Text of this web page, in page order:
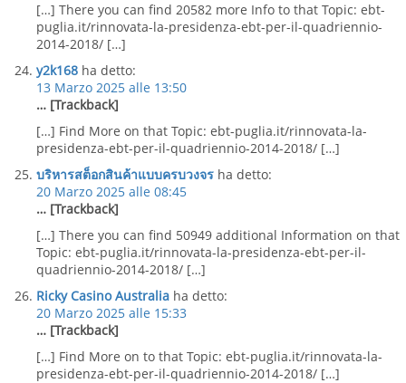
[…] There you can find 20582 more Info to that Topic: ebt-
puglia.it/rinnovata-la-presidenza-ebt-per-il-quadriennio-
2014-2018/ […]
y2k168 ha detto:
13 Marzo 2025 alle 13:50
… [Trackback]
[…] Find More on that Topic: ebt-puglia.it/rinnovata-la-
presidenza-ebt-per-il-quadriennio-2014-2018/ […]
บริหารสต็อกสินค้าแบบครบวงจร ha detto:
20 Marzo 2025 alle 08:45
… [Trackback]
[…] There you can find 50949 additional Information on that
Topic: ebt-puglia.it/rinnovata-la-presidenza-ebt-per-il-
quadriennio-2014-2018/ […]
Ricky Casino Australia ha detto:
20 Marzo 2025 alle 15:33
… [Trackback]
[…] Find More on to that Topic: ebt-puglia.it/rinnovata-la-
presidenza-ebt-per-il-quadriennio-2014-2018/ […]